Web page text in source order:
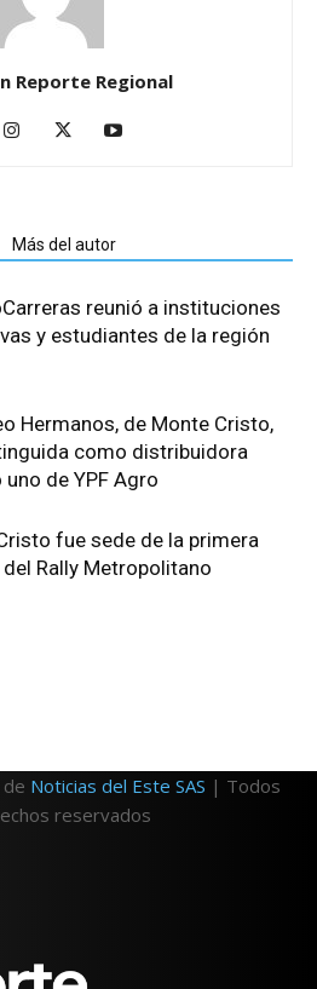
Reporte Regional
Más del autor
reunió a instituciones
y estudiantes de la región
Hermanos, de Monte Cristo,
como distribuidora
uno de YPF Agro
fue sede de la primera
Rally Metropolitano
Noticias del Este SAS | Todos
reservados